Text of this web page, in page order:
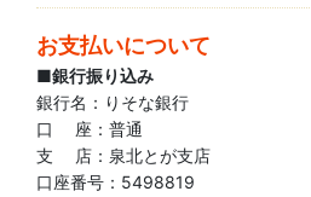
お支払いについて
■銀行振り込み
銀行名：りそな銀行
口 座：普通
支 店：泉北とが支店
口座番号：5498819